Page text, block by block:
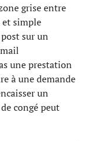
grise entre
et simple
sur un
une prestation
à une demande
un
congé peut